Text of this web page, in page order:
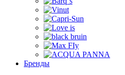
Бренды